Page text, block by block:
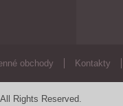
obchody Kontakty
Rights Reserved.